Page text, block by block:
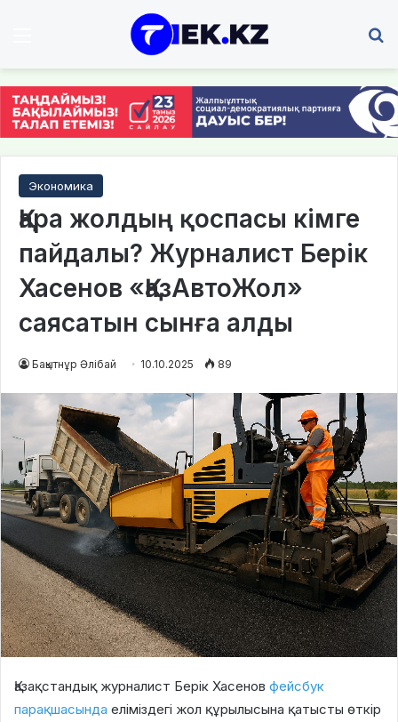
Экономика
Қара жолдың қоспасы кімге
пайдалы? Журналист Берік
Хасенов «ҚазАвтоЖол»
саясатын сынға алды
Бақытнұр Әлібай 10.10.2025 89
Қазақстандық журналист Берік Хасенов фейсбук
парақшасында еліміздегі жол құрылысына қатысты өткір